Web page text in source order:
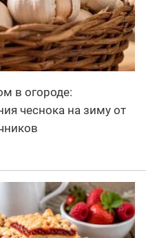
в огороде:
чеснока на зиму от